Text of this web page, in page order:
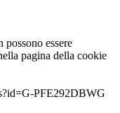
essere
pagina della cookie
PFE292DBWG